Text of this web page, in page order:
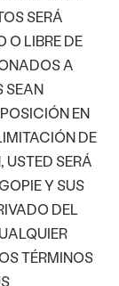
SERÁ
O LIBRE DE
A
SEAN
EN
DE
SERÁ
Y SUS
DEL
TÉRMINOS